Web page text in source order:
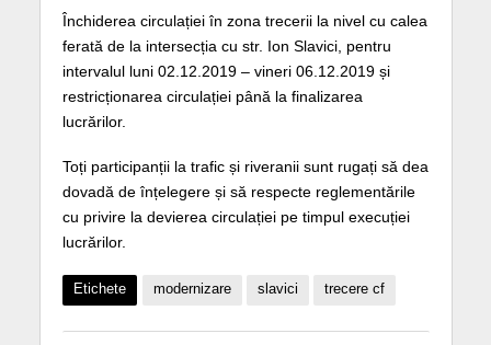
Închiderea circulației în zona trecerii la nivel cu calea
ferată de la intersecția cu str. Ion Slavici, pentru
intervalul luni 02.12.2019 – vineri 06.12.2019 și
restricționarea circulației până la finalizarea
lucrărilor.
Toți participanții la trafic și riveranii sunt rugați să dea
dovadă de înțelegere și să respecte reglementările
cu privire la devierea circulației pe timpul execuției
lucrărilor.
Etichete modernizare slavici trecere cf